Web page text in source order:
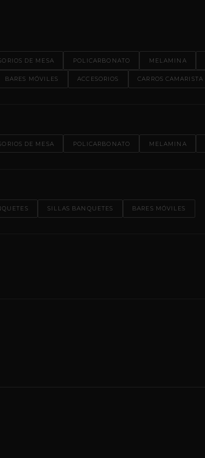
DE MESA POLICARBONATO MELAMINA
BARES MÓVILES ACCESORIOS CARROS CAMARISTA
DE MESA POLICARBONATO MELAMINA
SILLAS BANQUETES BARES MÓVILES